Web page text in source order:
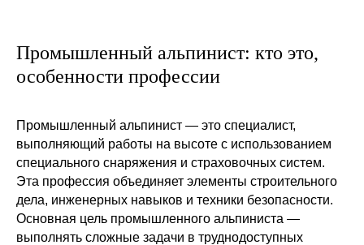
Промышленный альпинист: кто это,
особенности профессии
Промышленный альпинист — это специалист,
выполняющий работы на высоте с использованием
специального снаряжения и страховочных систем.
Эта профессия объединяет элементы строительного
дела, инженерных навыков и техники безопасности.
Основная цель промышленного альпиниста —
выполнять сложные задачи в труднодоступных